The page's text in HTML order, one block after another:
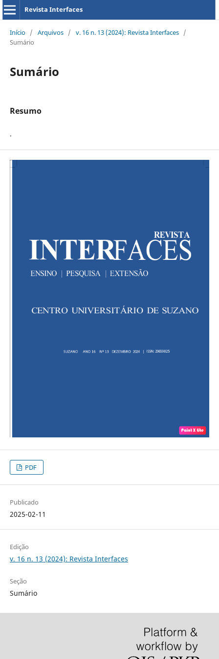
Revista Interfaces
Início / Arquivos / v. 16 n. 13 (2024): Revista Interfaces /
Sumário
Sumário
Resumo
.
PDF
Publicado
2025-02-11
Edição
v. 16 n. 13 (2024): Revista Interfaces
Seção
Sumário